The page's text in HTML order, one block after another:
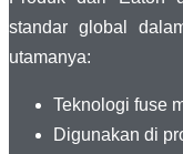
standar global
utamanya:
Teknologi fuse
Digunakan di